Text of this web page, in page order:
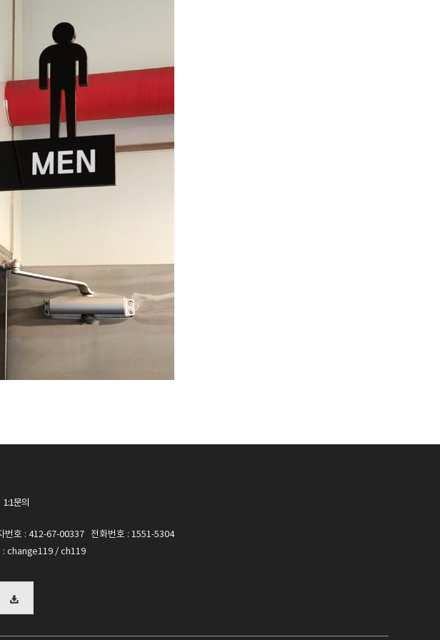
1:1문의
호 : 412-67-00337 전화번호 : 1551-5304
change119 / ch119